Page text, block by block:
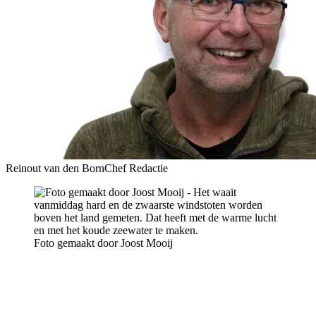
Reinout van den BornChef Redactie
Foto gemaakt door Joost Mooij